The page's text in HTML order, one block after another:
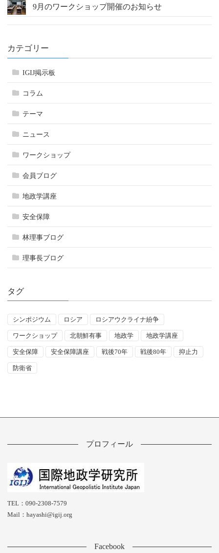
9月のワークショップ開催のお知らせ
カテゴリー
IGIJ掲示板
コラム
テーマ
ニュース
ワークショップ
会員ブログ
地政学講座
安全保障
林理事ブログ
理事長ブログ
タグ
シンポジウム ロシア ロシアウクライナ紛争
ワークショップ 北朝鮮有事 地政学 地政学講座
安全保障 安全保障講座 戦後70年 戦後80年 抑止力
防衛省
プロフィール
TEL：090-2308-7579
Mail：hayashi@igij.org
Facebook